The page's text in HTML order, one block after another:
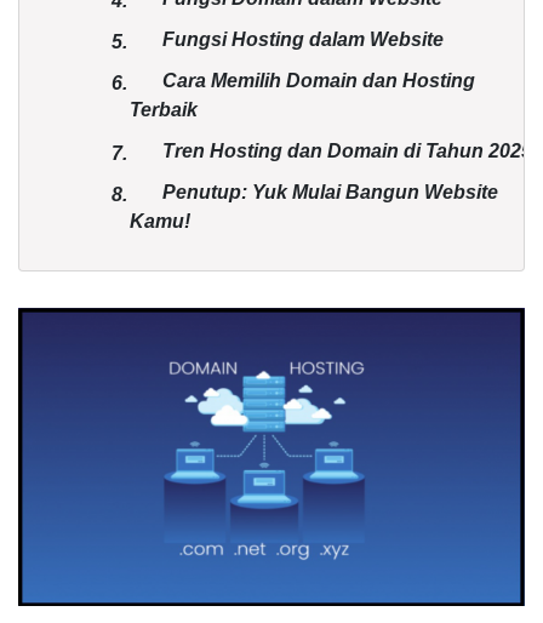
5. Fungsi Hosting dalam Website
6.
Cara Memilih Domain dan Hosting
Terbaik
7. Tren Hosting dan Domain di Tahun 2025
8.
Penutup: Yuk Mulai Bangun Website
Kamu!